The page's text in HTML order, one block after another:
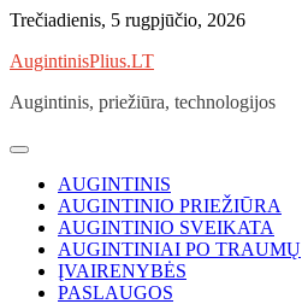
Skip
content
Trečiadienis, 5 rugpjūčio, 2026
AugintinisPlius.LT
Augintinis, priežiūra, technologijos
AUGINTINIS
AUGINTINIO PRIEŽIŪRA
AUGINTINIO SVEIKATA
AUGINTINIAI PO TRAUMŲ
ĮVAIRENYBĖS
PASLAUGOS